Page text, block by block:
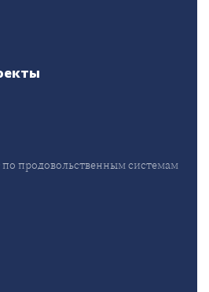
продовольственным системам